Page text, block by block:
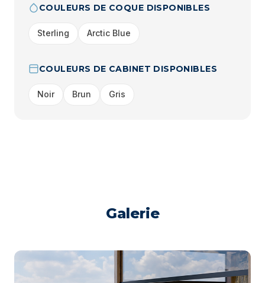
COULEURS DE COQUE DISPONIBLES
Sterling Arctic Blue
COULEURS DE CABINET DISPONIBLES
Noir Brun Gris
Galerie